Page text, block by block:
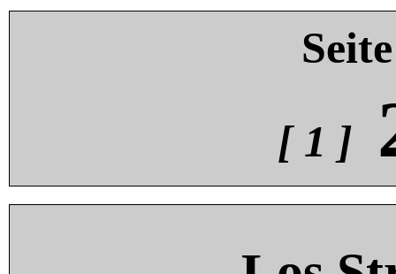
[ 1 ]